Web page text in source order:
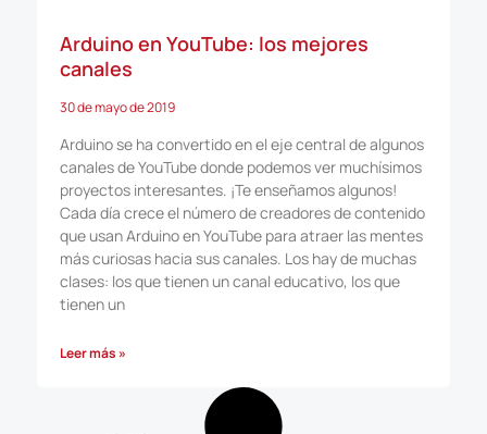
Arduino en YouTube: los mejores
canales
30 de mayo de 2019
Arduino se ha convertido en el eje central de algunos
canales de YouTube donde podemos ver muchísimos
proyectos interesantes. ¡Te enseñamos algunos!
Cada día crece el número de creadores de contenido
que usan Arduino en YouTube para atraer las mentes
más curiosas hacia sus canales. Los hay de muchas
clases: los que tienen un canal educativo, los que
tienen un
Leer más »